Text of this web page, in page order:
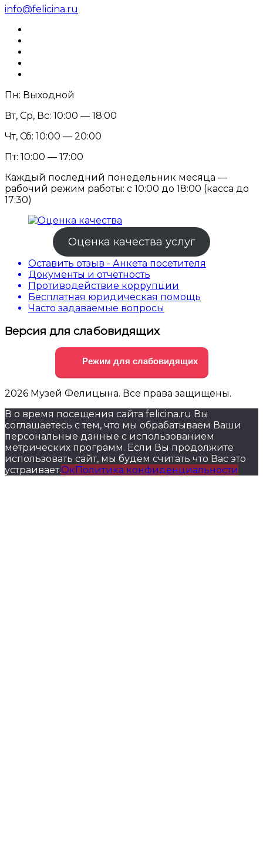
info@felicina.ru
Пн: Выходной
Вт, Ср, Вс: 10:00 — 18:00
Чт, Сб: 10:00 — 20:00
Пт: 10:00 — 17:00
Каждый последний понедельник месяца —
рабочий режим работы: с 10:00 до 18:00 (касса до
17:30)
Оценка качества услуг
Оставить отзыв - Анкета посетителя
Документы и отчетность
Противодействие коррупции
Бесплатная юридическая помощь
Часто задаваемые вопросы
Версия для слабовидящих
Режим для слабовидящих
2026 Музей Фелицына. Все права защищены.
В о время посещения сайта felicina.ru Вы
соглашаетесь с тем, что мы обрабатываем Ваши
персональные данные с использованием
метрических программ. Если Вы продолжите
использовать сайт, мы будем считать что Вас это
устраивает.ОкПолитика конфиденциальности